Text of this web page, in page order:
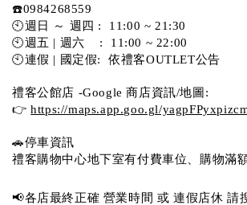
☎️0984268559
🕙週日 ～ 週四 :  11:00 ~ 21:30
🕙週五 | 週六    :  11:00 ~ 22:00
🕙連假 | 國定假:  依禮客OUTLET公告
禮客公館店 -Google 商店資訊/地圖:
👉 https://maps.app.goo.gl/
🚗停車資訊
禮客購物中心地下室有付費車位、購物滿
📢各店最終正確 營業時間 或 連假店休 請